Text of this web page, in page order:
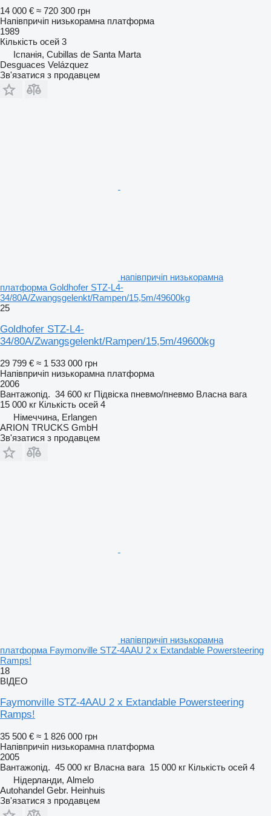
14 000 € ≈ 720 300 грн
Напівпричіп низькорамна платформа
1989
Кількість осей 3
Іспанія, Cubillas de Santa Marta
Desguaces Velázquez
Зв'язатися з продавцем
напівпричіп низькорамна
платформа Goldhofer STZ-L4-
34/80A/Zwangsgelenkt/Rampen/15,5m/49600kg
25
Goldhofer STZ-L4-
34/80A/Zwangsgelenkt/Rampen/15,5m/49600kg
29 799 € ≈ 1 533 000 грн
Напівпричіп низькорамна платформа
2006
Вантажопід. 34 600 кг Підвіска пневмо/пневмо Власна вага
15 000 кг Кількість осей 4
Німеччина, Erlangen
ARION TRUCKS GmbH
Зв'язатися з продавцем
напівпричіп низькорамна
платформа Faymonville STZ-4AAU 2 x Extandable Powersteering
Ramps!
18
ВІДЕО
Faymonville STZ-4AAU 2 x Extandable Powersteering
Ramps!
35 500 € ≈ 1 826 000 грн
Напівпричіп низькорамна платформа
2005
Вантажопід. 45 000 кг Власна вага 15 000 кг Кількість осей 4
Нідерланди, Almelo
Autohandel Gebr. Heinhuis
Зв'язатися з продавцем